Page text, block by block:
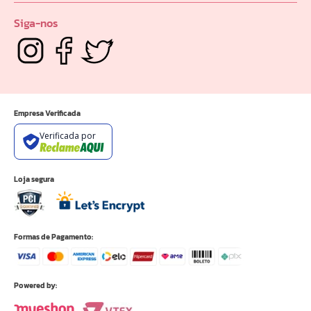
Portal do Distribuidor
Siga-nos
Empresa Verificada
Verificada por
Loja segura
Formas de Pagamento:
Powered by: